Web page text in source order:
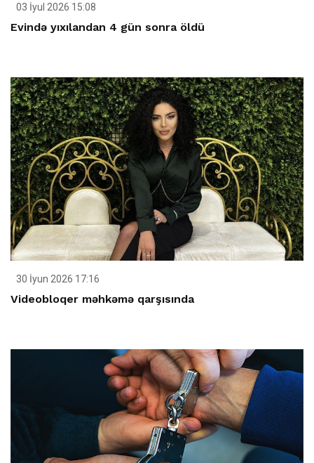
03 İyul 2026 15:08
Evində yıxılandan 4 gün sonra öldü
30 İyun 2026 17:16
Videobloqer məhkəmə qarşısında